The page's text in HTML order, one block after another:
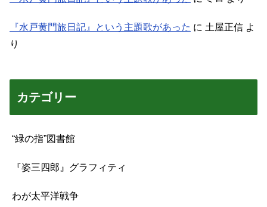
『水戸黄門旅日記』という主題歌があった に 土屋正信 よ
り
カテゴリー
“緑の指”図書館
『姿三四郎』グラフィティ
わが太平洋戦争